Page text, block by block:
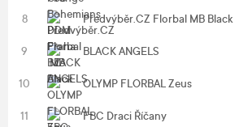
8 Předvýběr.CZ Florbal MB Black
9 BLACK ANGELS
10 OLYMP FLORBAL Zeus
11 FBC Draci Říčany